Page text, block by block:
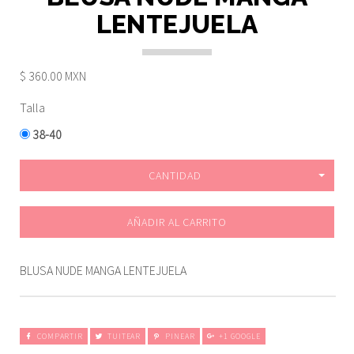
LENTEJUELA
$ 360.00 MXN
Talla
38-40
CANTIDAD
AÑADIR AL CARRITO
BLUSA NUDE MANGA LENTEJUELA
COMPARTIR TUITEAR PINEAR +1 GOOGLE